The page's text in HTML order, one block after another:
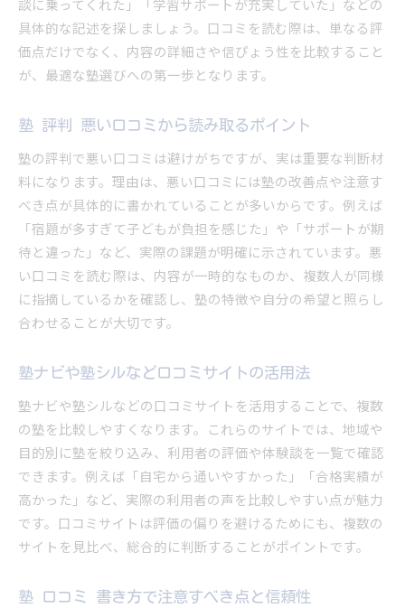
具体的な記述を探しましょう。口コミを読む際は、単なる評
価点だけでなく、内容の詳細さや信ぴょう性を比較すること
が、最適な塾選びへの第一歩となります。
塾 評判 悪い口コミから読み取るポイント
塾の評判で悪い口コミは避けがちですが、実は重要な判断材
料になります。理由は、悪い口コミには塾の改善点や注意す
べき点が具体的に書かれていることが多いからです。例えば
「宿題が多すぎて子どもが負担を感じた」や「サポートが期
待と違った」など、実際の課題が明確に示されています。悪
い口コミを読む際は、内容が一時的なものか、複数人が同様
に指摘しているかを確認し、塾の特徴や自分の希望と照らし
合わせることが大切です。
塾ナビや塾シルなど口コミサイトの活用法
塾ナビや塾シルなどの口コミサイトを活用することで、複数
の塾を比較しやすくなります。これらのサイトでは、地域や
目的別に塾を絞り込み、利用者の評価や体験談を一覧で確認
できます。例えば「自宅から通いやすかった」「合格実績が
高かった」など、実際の利用者の声を比較しやすい点が魅力
です。口コミサイトは評価の偏りを避けるためにも、複数の
サイトを見比べ、総合的に判断することがポイントです。
塾 口コミ 書き方で注意すべき点と信頼性